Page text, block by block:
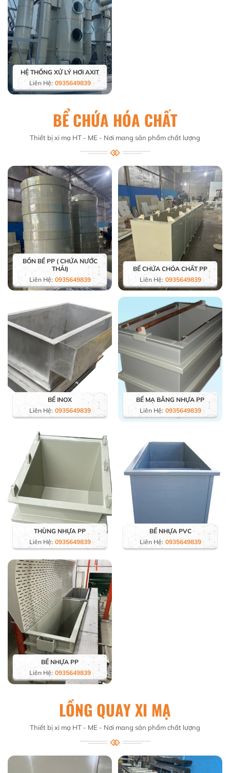
HỆ THỐNG XỬ LÝ HƠI AXIT
Liên Hệ: 0935649839
BỂ CHỨA HÓA CHẤT
Thiết bị xi mạ HT - ME - Nơi mang sản phẩm chất lượng
BỒN BỂ PP ( CHỨA NƯỚC
THẢI)
Liên Hệ: 0935649839
BỂ CHỨA CHÓA CHẤT PP
Liên Hệ: 0935649839
BỂ INOX
Liên Hệ: 0935649839
BỂ MẠ BẰNG NHỰA PP
Liên Hệ: 0935649839
THÙNG NHỰA PP
Liên Hệ: 0935649839
BỂ NHỰA PVC
Liên Hệ: 0935649839
BỂ NHỰA PP
Liên Hệ: 0935649839
LỒNG QUAY XI MẠ
Thiết bị xi mạ HT - ME - Nơi mang sản phẩm chất lượng